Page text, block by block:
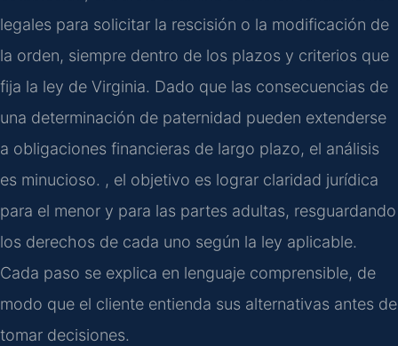
legales para solicitar la rescisión o la modificación de
la orden, siempre dentro de los plazos y criterios que
fija la ley de Virginia. Dado que las consecuencias de
una determinación de paternidad pueden extenderse
a obligaciones financieras de largo plazo, el análisis
es minucioso. , el objetivo es lograr claridad jurídica
para el menor y para las partes adultas, resguardando
los derechos de cada uno según la ley aplicable.
Cada paso se explica en lenguaje comprensible, de
modo que el cliente entienda sus alternativas antes de
tomar decisiones.